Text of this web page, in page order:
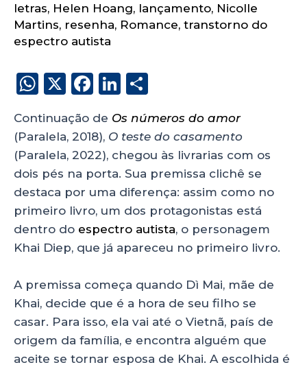
letras, Helen Hoang, lançamento, Nicolle
Martins, resenha, Romance, transtorno do
espectro autista
W
a
ts
A
p
p
X
F
c
e
b
o
o
k
Li
k
e
dI
n
a
re
Continuação de Os números do amor
(Paralela, 2018), O teste do casamento
(Paralela, 2022), chegou às livrarias com os
dois pés na porta. Sua premissa clichê se
destaca por uma diferença: assim como no
primeiro livro, um dos protagonistas está
dentro do espectro autista, o personagem
Khai Diep, que já apareceu no primeiro livro.
A premissa começa quando Dì Mai, mãe de
Khai, decide que é a hora de seu filho se
casar. Para isso, ela vai até o Vietnã, país de
origem da família, e encontra alguém que
aceite se tornar esposa de Khai. A escolhida é